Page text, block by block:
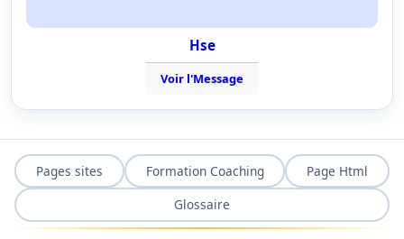
Hse
Voir l'Message
Pages sites Formation Coaching
Page Html
Glossaire